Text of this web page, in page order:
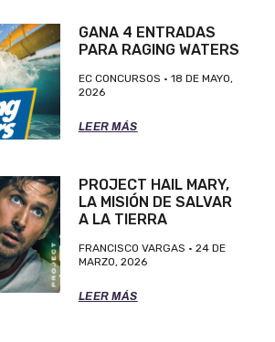
GANA 4 ENTRADAS
PARA RAGING WATERS
EC CONCURSOS
18 DE MAYO,
2026
LEER MÁS
PROJECT HAIL MARY,
LA MISIÓN DE SALVAR
A LA TIERRA
FRANCISCO VARGAS
24 DE
MARZO, 2026
LEER MÁS